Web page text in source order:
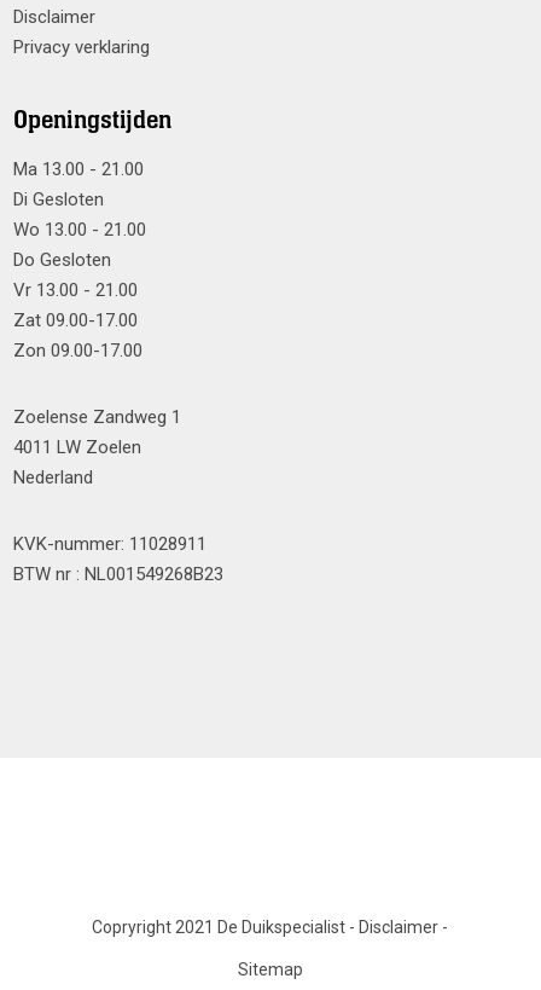
Disclaimer
Privacy verklaring
Openingstijden
Ma 13.00 - 21.00
Di Gesloten
Wo 13.00 - 21.00
Do Gesloten
Vr 13.00 - 21.00
Zat 09.00-17.00
Zon 09.00-17.00
Zoelense Zandweg 1
4011 LW Zoelen
Nederland
KVK-nummer: 11028911
BTW nr : NL001549268B23
Copryright 2021 De Duikspecialist - Disclaimer -
Sitemap